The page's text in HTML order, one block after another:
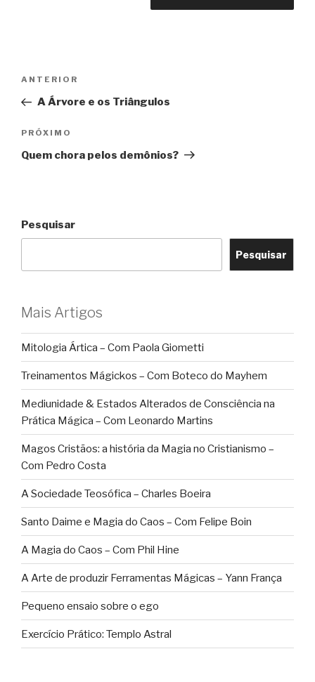
Post
Post
anterior
ANTERIOR
A Árvore e os Triângulos
Próximo
post
PRÓXIMO
Quem chora pelos demônios?
Pesquisar
Pesquisar
Mais Artigos
Mitologia Ártica – Com Paola Giometti
Treinamentos Mágickos – Com Boteco do Mayhem
Mediunidade & Estados Alterados de Consciência na
Prática Mágica – Com Leonardo Martins
Magos Cristãos: a história da Magia no Cristianismo –
Com Pedro Costa
A Sociedade Teosófica – Charles Boeira
Santo Daime e Magia do Caos – Com Felipe Boin
A Magia do Caos – Com Phil Hine
A Arte de produzir Ferramentas Mágicas – Yann França
Pequeno ensaio sobre o ego
Exercício Prático: Templo Astral